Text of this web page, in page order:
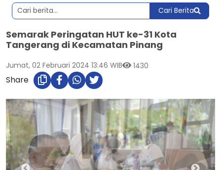
Cari Berita
Semarak Peringatan HUT ke-31 Kota
Tangerang di Kecamatan Pinang
Jumat, 02 Februari 2024 13:46 WIB 1430
Share